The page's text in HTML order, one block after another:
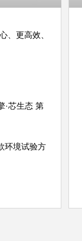
、更高效、
·芯生态 第
环境试验方